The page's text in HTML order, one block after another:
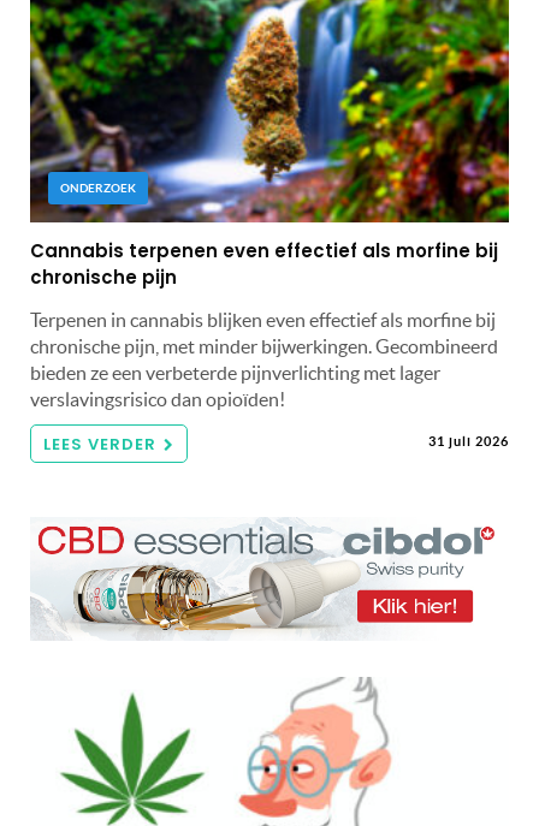
ONDERZOEK
Cannabis terpenen even effectief als morfine bij
chronische pijn
Terpenen in cannabis blijken even effectief als morfine bij
chronische pijn, met minder bijwerkingen. Gecombineerd
bieden ze een verbeterde pijnverlichting met lager
verslavingsrisico dan opioïden!
LEES VERDER 31 juli 2026